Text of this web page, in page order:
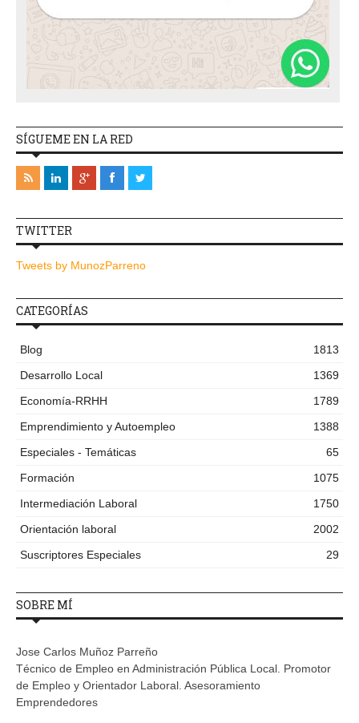
SÍGUEME EN LA RED
TWITTER
Tweets by MunozParreno
CATEGORÍAS
Blog
1813
Desarrollo Local
1369
Economía-RRHH
1789
Emprendimiento y Autoempleo
1388
Especiales - Temáticas
65
Formación
1075
Intermediación Laboral
1750
Orientación laboral
2002
Suscriptores Especiales
29
SOBRE MÍ
Jose Carlos Muñoz Parreño
Técnico de Empleo en Administración Pública Local. Promotor
de Empleo y Orientador Laboral. Asesoramiento
Emprendedores